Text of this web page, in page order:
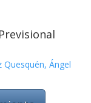
Quesquén, Ángel